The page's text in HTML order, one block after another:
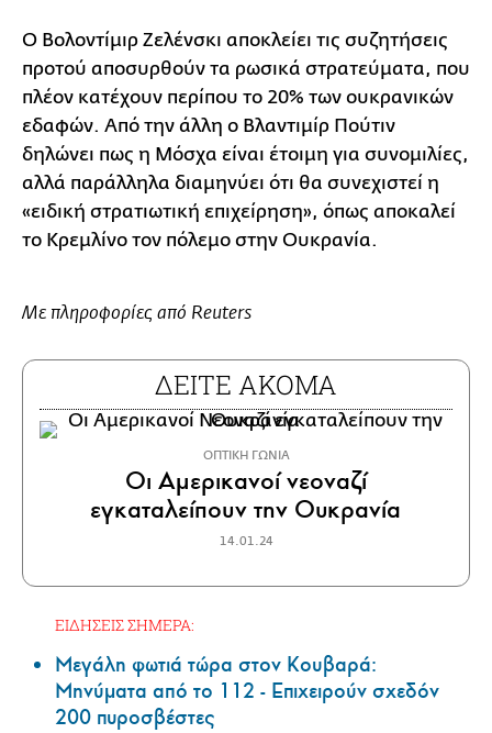
Ο Βολοντίμιρ Ζελένσκι αποκλείει τις συζητήσεις
προτού αποσυρθούν τα ρωσικά στρατεύματα, που
πλέον κατέχουν περίπου το 20% των ουκρανικών
εδαφών. Από την άλλη ο Βλαντιμίρ Πούτιν
δηλώνει πως η Μόσχα είναι έτοιμη για συνομιλίες,
αλλά παράλληλα διαμηνύει ότι θα συνεχιστεί η
«ειδική στρατιωτική επιχείρηση», όπως αποκαλεί
το Κρεμλίνο τον πόλεμο στην Ουκρανία.
Με πληροφορίες από Reuters
ΔΕΙΤΕ ΑΚΟΜΑ
ΟΠΤΙΚΗ ΓΩΝΙΑ
Οι Αμερικανοί νεοναζί
εγκαταλείπουν την Ουκρανία
14.01.24
ΕΙΔΗΣΕΙΣ ΣΗΜΕΡΑ:
Μεγάλη φωτιά τώρα στον Κουβαρά:
Μηνύματα από το 112 - Επιχειρούν σχεδόν
200 πυροσβέστες